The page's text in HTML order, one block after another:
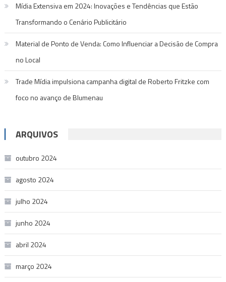
Mídia Extensiva em 2024: Inovações e Tendências que Estão
Transformando o Cenário Publicitário
Material de Ponto de Venda: Como Influenciar a Decisão de Compra
no Local
Trade Mídia impulsiona campanha digital de Roberto Fritzke com
foco no avanço de Blumenau
ARQUIVOS
outubro 2024
agosto 2024
julho 2024
junho 2024
abril 2024
março 2024